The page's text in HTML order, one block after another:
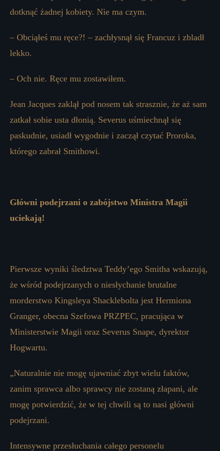
dotknąć żadnej kobiety. Nie ma czym.
– Obciąłeś mu ręce?! – zachłysnął się Francuz i zbladł
lekko.
– Och nie. Ręce mu zostawiłem.
Jean Jacques zaklął pod nosem tak strasznie, że aż sam
zatkał sobie usta dłonią. Severus uśmiechnął się
paskudnie, usiadł wygodnie i zaczął czytać Proroka,
którego zabrał Smithowi.
Główni podejrzani o zabójstwo Ministra Magii
uciekają!
Pierwsze wyniki śledztwa Teddy’ego Smitha wskazują,
że wśród podejrzanych o niesłychanie brutalne
morderstwo Kingsleya Shacklebolta jest Hermiona
Granger, obecna Szefowa PRZPEC, pracująca w
Ministerstwie Magii oraz Severus Snape, dyrektor
Hogwartu.
„Naturalnie nie mogę ujawniać zbyt wielu faktów,
zanim sprawca albo sprawcy nie zostaną złapani, ale
mogę potwierdzić, że w tej chwili są to nasi główni
podejrzani.
Intensywne przesłuchania całego personelu